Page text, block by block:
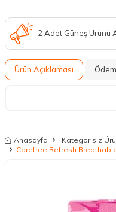
2 Adet Güneş Ürünü
Ürün Açıklaması
Anasayfa
[Kategorisiz
Carefree Refresh